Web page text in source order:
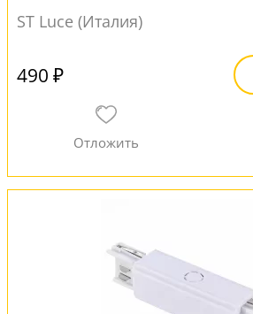
ST Luce (Италия)
490 ₽